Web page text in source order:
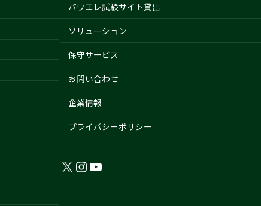
パワエレ試験サイト貸出
ソリューション
保守サービス
お問い合わせ
企業情報
プライバシーポリシー
X Instagram
YouTube